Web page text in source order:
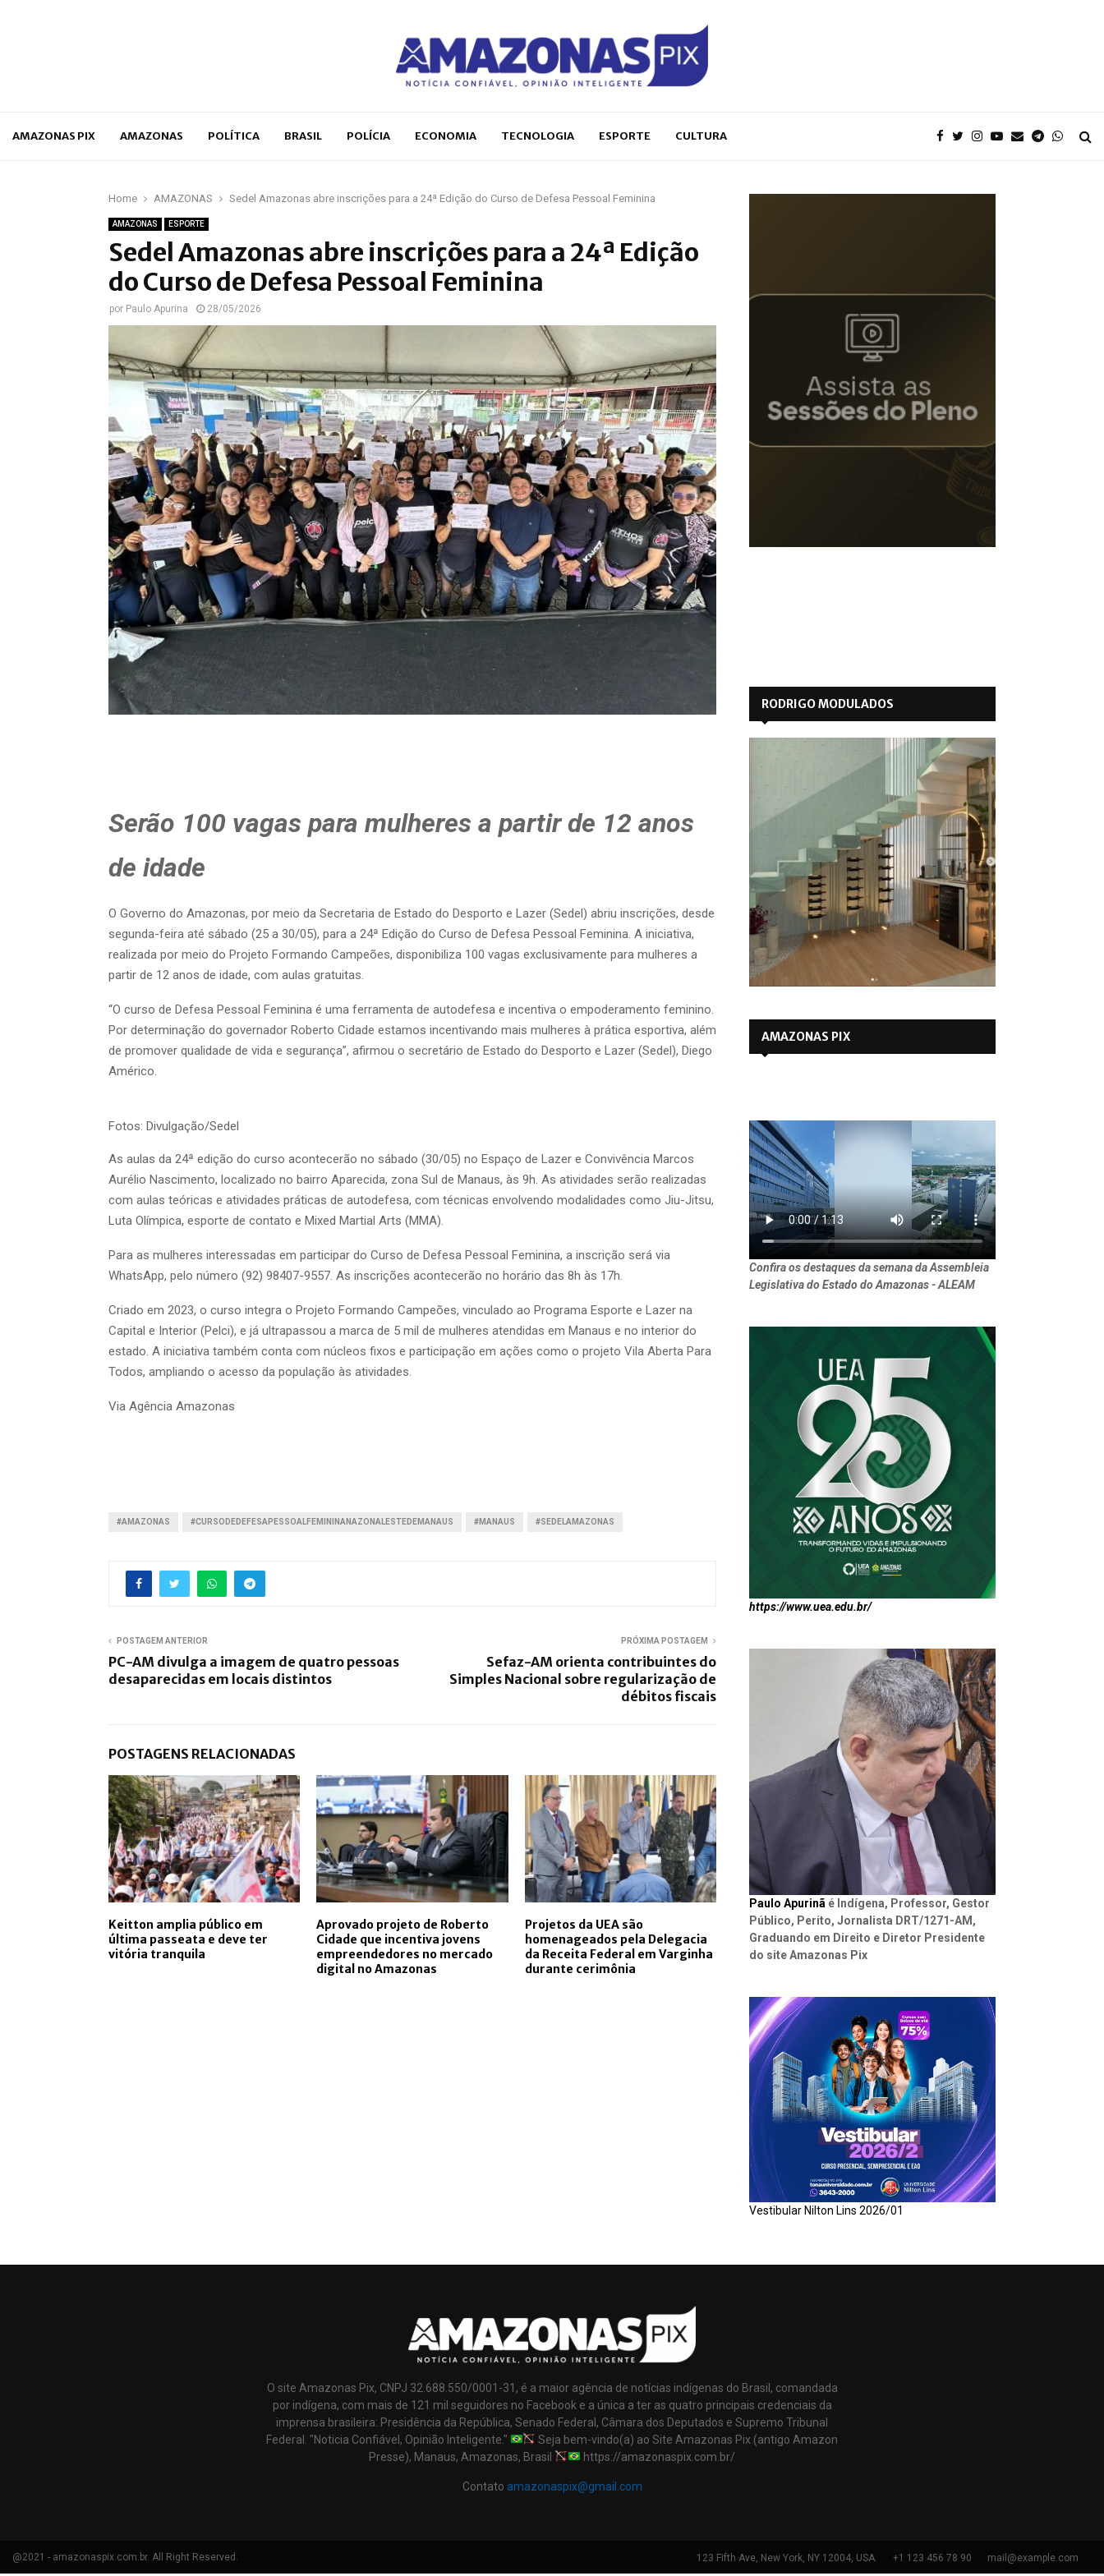
AMAZONAS PIX AMAZONAS POLÍTICA BRASIL POLÍCIA ECONOMIA TECNOLOGIA ESPORTE CULTURA
Home AMAZONAS Sedel Amazonas abre inscrições para a 24ª Edição do Curso de Defesa Pessoal Feminina
AMAZONAS ESPORTE
Sedel Amazonas abre inscrições para a 24ª Edição
do Curso de Defesa Pessoal Feminina
por Paulo Apurina 28/05/2026
Serão 100 vagas para mulheres a partir de 12 anos
de idade
O Governo do Amazonas, por meio da Secretaria de Estado do Desporto e Lazer (Sedel) abriu inscrições, desde
segunda-feira até sábado (25 a 30/05), para a 24ª Edição do Curso de Defesa Pessoal Feminina. A iniciativa,
realizada por meio do Projeto Formando Campeões, disponibiliza 100 vagas exclusivamente para mulheres a
partir de 12 anos de idade, com aulas gratuitas.
“O curso de Defesa Pessoal Feminina é uma ferramenta de autodefesa e incentiva o empoderamento feminino.
Por determinação do governador Roberto Cidade estamos incentivando mais mulheres à prática esportiva, além
de promover qualidade de vida e segurança”, afirmou o secretário de Estado do Desporto e Lazer (Sedel), Diego
Américo.
Fotos: Divulgação/Sedel
As aulas da 24ª edição do curso acontecerão no sábado (30/05) no Espaço de Lazer e Convivência Marcos
Aurélio Nascimento, localizado no bairro Aparecida, zona Sul de Manaus, às 9h. As atividades serão realizadas
com aulas teóricas e atividades práticas de autodefesa, com técnicas envolvendo modalidades como Jiu-Jitsu,
Luta Olímpica, esporte de contato e Mixed Martial Arts (MMA).
Para as mulheres interessadas em participar do Curso de Defesa Pessoal Feminina, a inscrição será via
WhatsApp, pelo número (92) 98407-9557. As inscrições acontecerão no horário das 8h às 17h.
Criado em 2023, o curso integra o Projeto Formando Campeões, vinculado ao Programa Esporte e Lazer na
Capital e Interior (Pelci), e já ultrapassou a marca de 5 mil de mulheres atendidas em Manaus e no interior do
estado. A iniciativa também conta com núcleos fixos e participação em ações como o projeto Vila Aberta Para
Todos, ampliando o acesso da população às atividades.
Via Agência Amazonas
#AMAZONAS #CURSODEDEFESAPESSOALFEMININANAZONALESTEDEMANAUS #MANAUS #SEDELAMAZONAS
POSTAGEM ANTERIOR
PC-AM divulga a imagem de quatro pessoas
desaparecidas em locais distintos
PRÓXIMA POSTAGEM
Sefaz-AM orienta contribuintes do
Simples Nacional sobre regularização de
débitos fiscais
POSTAGENS RELACIONADAS
Keitton amplia público em
última passeata e deve ter
vitória tranquila
Aprovado projeto de Roberto
Cidade que incentiva jovens
empreendedores no mercado
digital no Amazonas
Projetos da UEA são
homenageados pela Delegacia
da Receita Federal em Varginha
durante cerimônia
RODRIGO MODULADOS
AMAZONAS PIX
Confira os destaques da semana da Assembleia
Legislativa do Estado do Amazonas - ALEAM
https://www.uea.edu.br/
Paulo Apurinã é Indígena, Professor, Gestor
Público, Perito, Jornalista DRT/1271-AM,
Graduando em Direito e Diretor Presidente
do site Amazonas Pix
Vestibular Nilton Lins 2026/01
O site Amazonas Pix, CNPJ 32.688.550/0001-31, é a maior agência de notícias indígenas do Brasil, comandada
por indígena, com mais de 121 mil seguidores no Facebook e a única a ter as quatro principais credenciais da
imprensa brasileira: Presidência da República, Senado Federal, Câmara dos Deputados e Supremo Tribunal
Federal. "Noticia Confiável, Opinião Inteligente."
Seja bem-vindo(a) ao Site Amazonas Pix (antigo Amazon
Presse), Manaus, Amazonas, Brasil
https://amazonaspix.com.br/
Contato amazonaspix@gmail.com
@2021 - amazonaspix.com.br. All Right Reserved. 123 Fifth Ave, New York, NY 12004, USA. +1 123 456 78 90 mail@example.com